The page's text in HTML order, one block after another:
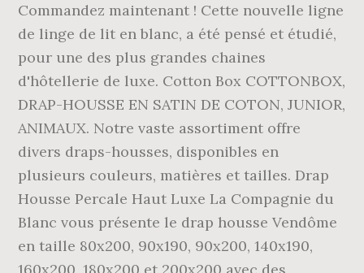
Commandez maintenant ! Cette nouvelle ligne
de linge de lit en blanc, a été pensé et étudié,
pour une des plus grandes chaines
d'hôtellerie de luxe. Cotton Box COTTONBOX,
DRAP-HOUSSE EN SATIN DE COTON, JUNIOR,
ANIMAUX. Notre vaste assortiment offre
divers draps-housses, disponibles en
plusieurs couleurs, matières et tailles. Drap
Housse Percale Haut Luxe La Compagnie du
Blanc vous présente le drap housse Vendôme
en taille 80x200, 90x190, 90x200, 140x190,